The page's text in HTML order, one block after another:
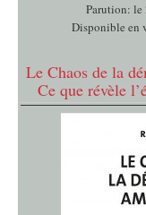
Parution: le
Disponible en
Le Chaos de la
Ce que révèle